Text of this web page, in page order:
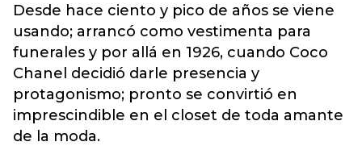
Desde hace ciento y pico de años se viene
usando; arrancó como vestimenta para
funerales y por allá en 1926, cuando Coco
Chanel decidió darle presencia y
protagonismo; pronto se convirtió en
imprescindible en el closet de toda amante
de la moda.